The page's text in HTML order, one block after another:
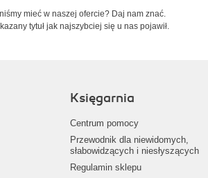
mieć w naszej ofercie? Daj nam znać.
tytuł jak najszybciej się u nas pojawił.
Księgarnia
Centrum pomocy
Przewodnik dla niewidomych,
słabowidzących i niesłyszących
Regulamin sklepu